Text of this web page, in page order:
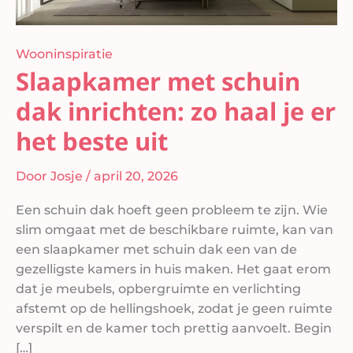
Wooninspiratie
Slaapkamer met schuin
dak inrichten: zo haal je er
het beste uit
Door Josje / april 20, 2026
Een schuin dak hoeft geen probleem te zijn. Wie
slim omgaat met de beschikbare ruimte, kan van
een slaapkamer met schuin dak een van de
gezelligste kamers in huis maken. Het gaat erom
dat je meubels, opbergruimte en verlichting
afstemt op de hellingshoek, zodat je geen ruimte
verspilt en de kamer toch prettig aanvoelt. Begin
[…]
beste
uit